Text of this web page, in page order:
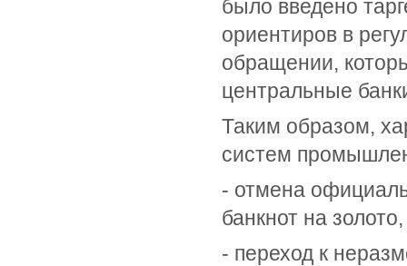
было введено
ориентиров в
обращении,
центральные
Таким образом,
систем
- отмена
банкнот на
- переход к